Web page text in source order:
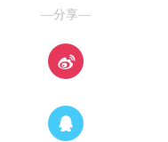
—分享—